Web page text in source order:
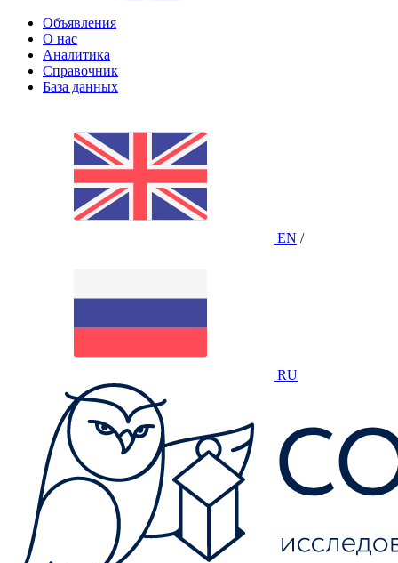
Объявления
О нас
Аналитика
Справочник
База данных
EN /
RU